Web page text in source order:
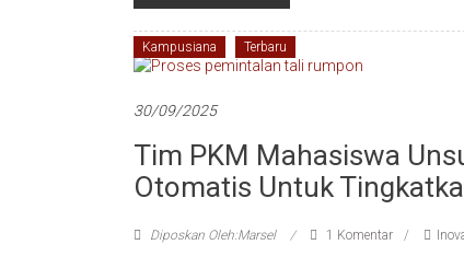
Kampusiana Terbaru
30/09/2025
Tim PKM Mahasiswa
Otomatis Untuk
Diposkan Oleh:Marsel 1 Komentar